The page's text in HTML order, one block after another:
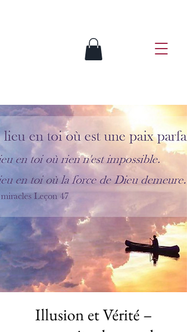
Illusion et Vérité –